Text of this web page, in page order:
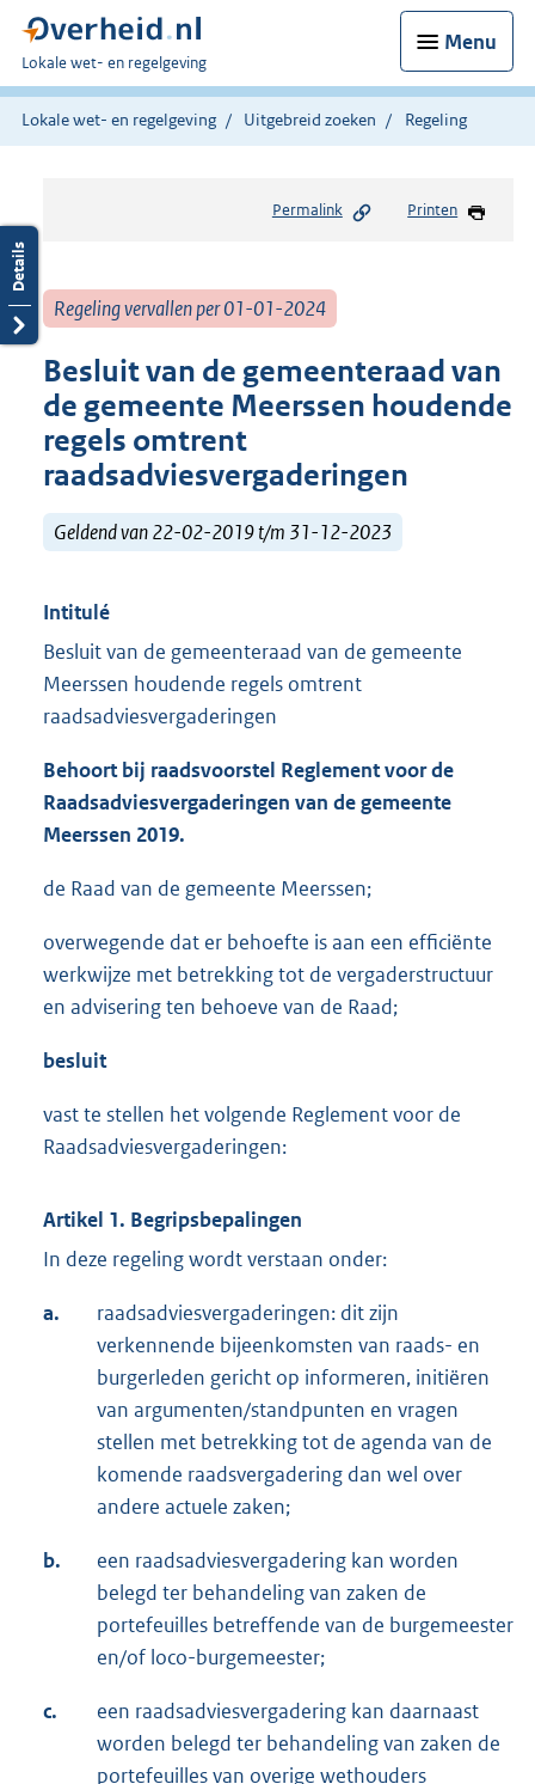
Menu
U
bent
hier:
Lokale wet- en regelgeving
Lokale wet- en regelgeving Uitgebreid zoeken Regeling
Permalink Printen
Regeling vervallen per 01-01-2024
Besluit van de gemeenteraad van
de gemeente Meerssen houdende
regels omtrent
raadsadviesvergaderingen
Geldend van 22-02-2019 t/m 31-12-2023
Intitulé
Besluit van de gemeenteraad van de gemeente
Meerssen houdende regels omtrent
raadsadviesvergaderingen
Behoort bij raadsvoorstel Reglement voor de
Raadsadviesvergaderingen van de gemeente
Meerssen 2019.
de Raad van de gemeente Meerssen;
overwegende dat er behoefte is aan een efficiënte
werkwijze met betrekking tot de vergaderstructuur
en advisering ten behoeve van de Raad;
besluit
vast te stellen het volgende Reglement voor de
Raadsadviesvergaderingen:
Artikel 1. Begripsbepalingen
In deze regeling wordt verstaan onder:
a.
raadsadviesvergaderingen: dit zijn
verkennende bijeenkomsten van raads- en
burgerleden gericht op informeren, initiëren
van argumenten/standpunten en vragen
stellen met betrekking tot de agenda van de
komende raadsvergadering dan wel over
andere actuele zaken;
b.
een raadsadviesvergadering kan worden
belegd ter behandeling van zaken de
portefeuilles betreffende van de burgemeester
en/of loco-burgemeester;
c.
een raadsadviesvergadering kan daarnaast
worden belegd ter behandeling van zaken de
portefeuilles van overige wethouders